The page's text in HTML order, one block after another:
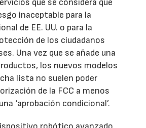
inaceptable para la
de EE. UU. o para la
de los ciudadanos
Una vez que se añade una
los nuevos modelos
lista no suelen poder
de la FCC a menos
‘aprobación condicional’.